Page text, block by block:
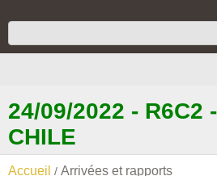
24/09/2022 - R6C2
CHILE
Accueil Arrivées et rapports